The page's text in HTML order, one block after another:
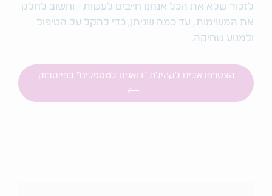
לזכור שלא את הכל אנחנו חייבים לעשות - וחשוב לחלק
את המשימות, עד כמה שניתן, כדי להקל על הטיפול
ולמנוע שחיקה.
הצטרפו אלינו לקהילת "דואגים למטפלים" בפייסבוק